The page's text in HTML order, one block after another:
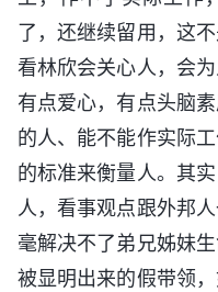
了，还继续留用，这
看林欣会关心人，会
有点爱心，有点头脑
的人、能不能作实际
的标准来衡量人。其
人，看事观点跟外邦
毫解决不了弟兄姊妹
被显明出来的假带领